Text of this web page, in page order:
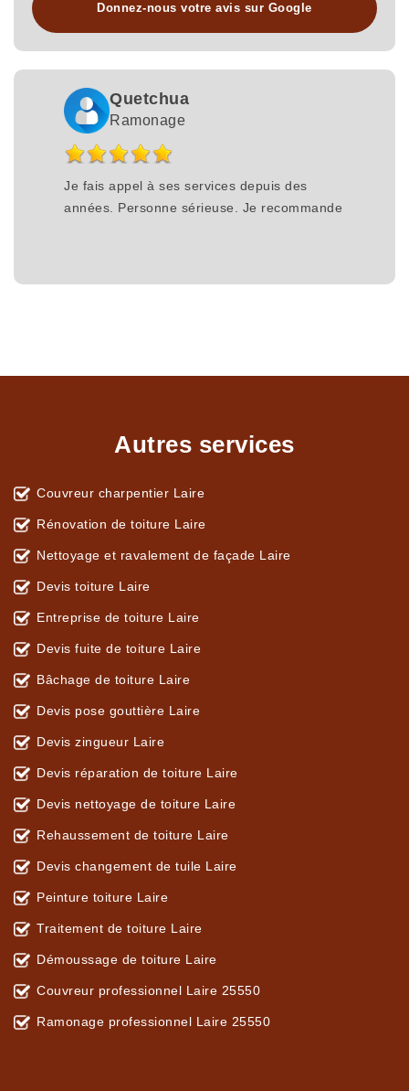
Donnez-nous votre avis sur Google
Quetchua
Ramonage
Je fais appel à ses services depuis des
années. Personne sérieuse. Je recommande
Autres services
Couvreur charpentier Laire
Rénovation de toiture Laire
Nettoyage et ravalement de façade Laire
Devis toiture Laire
Entreprise de toiture Laire
Devis fuite de toiture Laire
Bâchage de toiture Laire
Devis pose gouttière Laire
Devis zingueur Laire
Devis réparation de toiture Laire
Devis nettoyage de toiture Laire
Rehaussement de toiture Laire
Devis changement de tuile Laire
Peinture toiture Laire
Traitement de toiture Laire
Démoussage de toiture Laire
Couvreur professionnel Laire 25550
Ramonage professionnel Laire 25550